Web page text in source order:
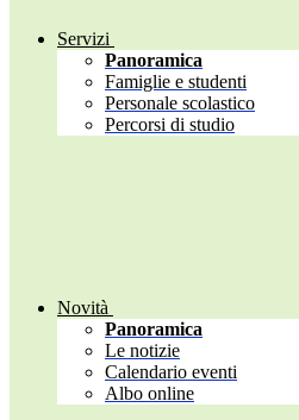
Servizi
Panoramica
Famiglie e studenti
Personale scolastico
Percorsi di studio
Novità
Panoramica
Le notizie
Calendario eventi
Albo online